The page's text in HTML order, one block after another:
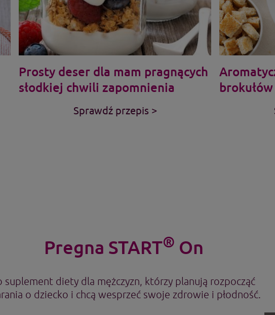
Prosty deser dla mam pragnących
słodkiej chwili zapomnienia
Sprawdź przepis >
brokułów
Pregna START® On
suplement diety dla mężczyzn, którzy planują rozpocząć
o dziecko i chcą wesprzeć swoje zdrowie i płodność.